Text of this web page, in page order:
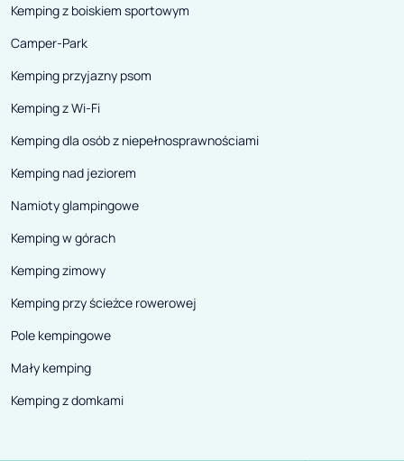
Kemping z boiskiem sportowym
Camper-Park
Kemping przyjazny psom
Kemping z Wi-Fi
Kemping dla osób z niepełnosprawnościami
Kemping nad jeziorem
Namioty glampingowe
Kemping w górach
Kemping zimowy
Kemping przy ścieżce rowerowej
Pole kempingowe
Mały kemping
Kemping z domkami